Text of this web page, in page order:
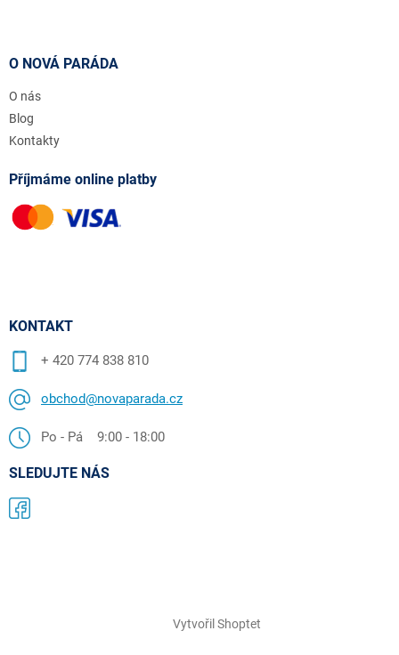
O NOVÁ PARÁDA
O nás
Blog
Kontakty
Příjmáme online platby
KONTAKT
+ 420 774 838 810
obchod@novaparada.cz
Po - Pá 9:00 - 18:00
SLEDUJTE NÁS
Vytvořil Shoptet